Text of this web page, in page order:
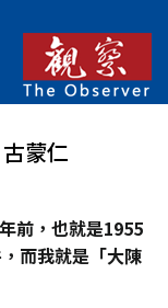
蒙仁
前，也就是1955
而我就是「大陳